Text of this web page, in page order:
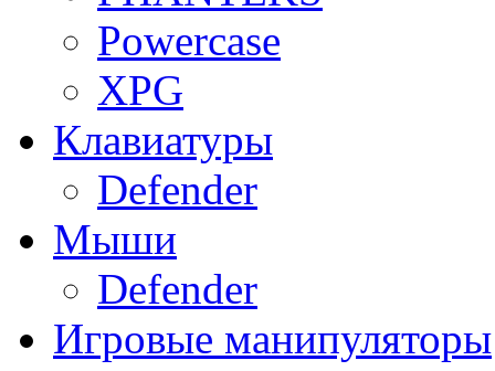
Powercase
XPG
Клавиатуры
Defender
Мыши
Defender
Игровые манипуляторы